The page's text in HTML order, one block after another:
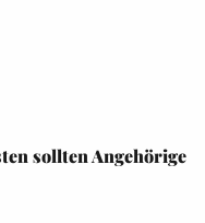
sollten Angehörige